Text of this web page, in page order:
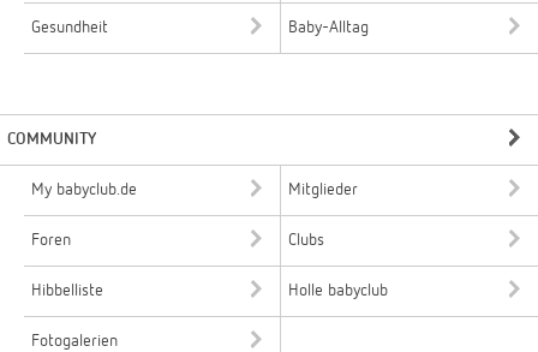
Gesundheit Baby-Alltag
COMMUNITY
My babyclub.de Mitglieder
Foren Clubs
Hibbelliste Holle babyclub
Fotogalerien